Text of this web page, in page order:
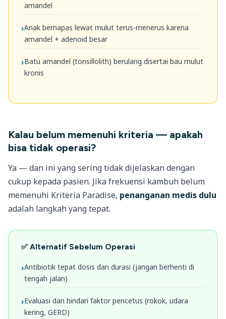
amandel
Anak bernapas lewat mulut terus-menerus karena
amandel + adenoid besar
Batu amandel (tonsillolith) berulang disertai bau mulut
kronis
Kalau belum memenuhi kriteria — apakah
bisa tidak operasi?
Ya — dan ini yang sering tidak dijelaskan dengan
cukup kepada pasien. Jika frekuensi kambuh belum
memenuhi Kriteria Paradise, penanganan medis dulu
adalah langkah yang tepat.
✅ Alternatif Sebelum Operasi
Antibiotik tepat dosis dan durasi (jangan berhenti di
tengah jalan)
Evaluasi dan hindari faktor pencetus (rokok, udara
kering, GERD)